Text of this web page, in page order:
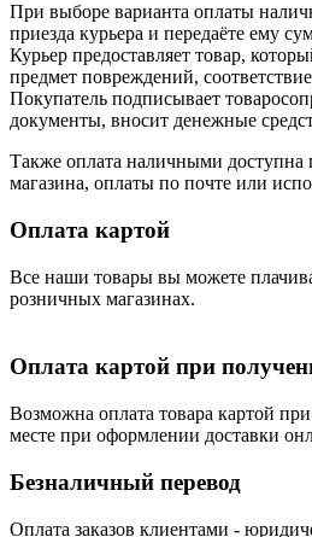
При выборе варианта оплаты
приезда курьера и передаёте ему
Курьер предоставляет товар,
предмет повреждений,
Покупатель подписывает
документы, вносит денежные
Также оплата наличными доступна
магазина, оплаты по почте или
Оплата картой
Все наши товары вы можете
розничных магазинах.
Оплата картой при
Возможна оплата товара картой
месте при оформлении доставки
Безналичный перевод
Оплата заказов клиентами -